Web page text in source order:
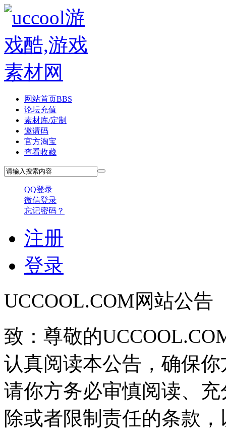
网站首页BBS
论坛充值
素材库/定制
邀请码
官方淘宝
查看收藏
QQ登录
微信登录
忘记密码？
注册
登录
UCCOOL.COM网站公告
致：尊敬的
认真阅读本公告，确保
请你方务必审慎阅读、
除或者限制责任的条款